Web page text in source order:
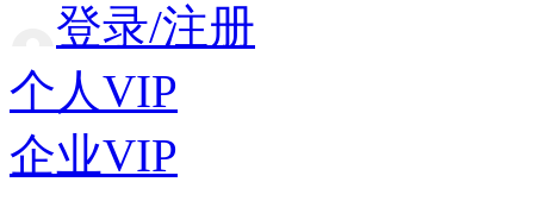
登录/注册
个人VIP
企业VIP